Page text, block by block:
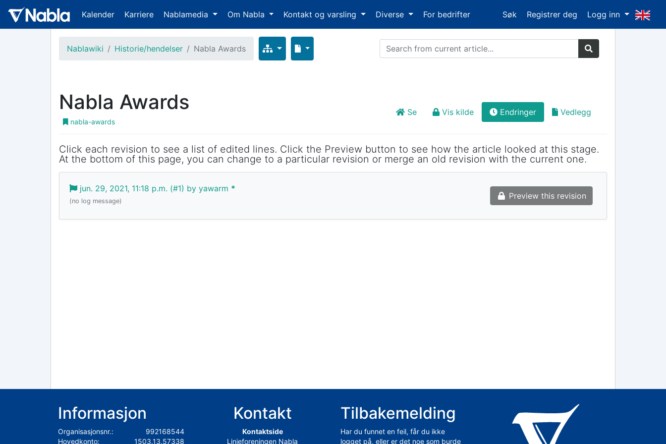
Kalender Karriere Nablamedia Om Nabla Kontakt og varsling Diverse For bedrifter Søk Registrer deg Logg inn
Nablawiki Historie/hendelser Nabla Awards
Nabla Awards
nabla-awards
Se Vis kilde Endringer Vedlegg
Click each revision to see a list of edited lines. Click the Preview button to see how the article looked at this stage.
At the bottom of this page, you can change to a particular revision or merge an old revision with the current one.
jun. 29, 2021, 11:18 p.m. (#1) by yawarm *
(no log message)
Preview this revision
Informasjon
Organisasjonsnr.:
992168544
Hovedkonto:
1503.13.57338
Kontakt
Kontaktside
Linjeforeningen Nabla
Tilbakemelding
Har du funnet en feil, får du ikke
logget på, eller er det noe som burde